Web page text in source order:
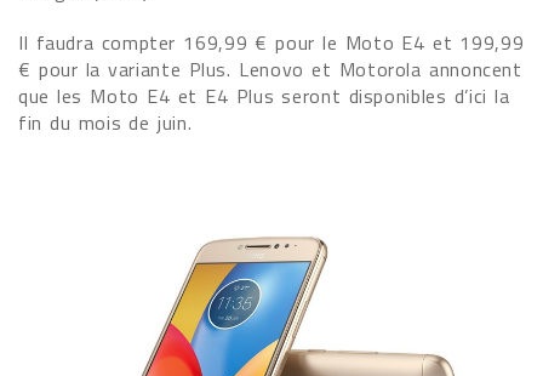
Il faudra compter 169,99 € pour le Moto E4 et 199,99
€ pour la variante Plus. Lenovo et Motorola annoncent
que les Moto E4 et E4 Plus seront disponibles d’ici la
fin du mois de juin.